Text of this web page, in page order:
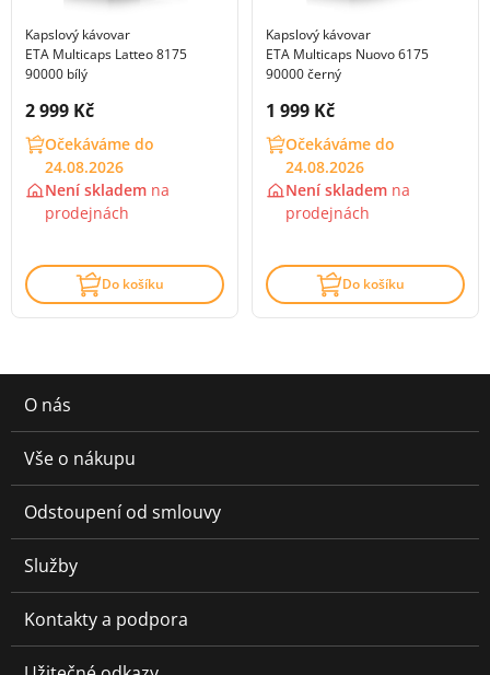
Kapslový kávovar
ETA Multicaps Latteo 8175
90000 bílý
Cena s DPH:
2 999 Kč
Očekáváme do
24.08.2026
Není skladem na
prodejnách
Do košíku
Kapslový kávovar
ETA Multicaps Nuovo 6175
90000 černý
Cena s DPH:
1 999 Kč
Očekáváme do
24.08.2026
Není skladem na
prodejnách
Do košíku
O nás
Vše o nákupu
Odstoupení od smlouvy
Služby
Kontakty a podpora